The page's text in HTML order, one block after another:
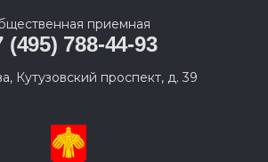
приемная
(495) 788-44-93
Кутузовский проспект, д. 39